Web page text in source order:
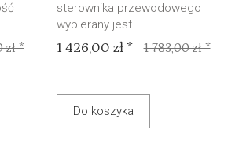
zł *
sterownika przewodowego
wybierany jest ...
1 426,00 zł * 1 783,00 zł *
Do koszyka